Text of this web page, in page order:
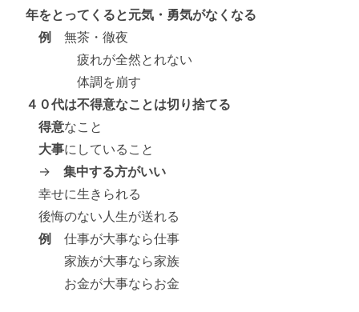
年をとってくると元気・勇気がなくなる
例 無茶・徹夜
疲れが全然とれない
体調を崩す
４０代は不得意なことは切り捨てる
得意なこと
大事にしていること
→ 集中する方がいい
幸せに生きられる
後悔のない人生が送れる
例 仕事が大事なら仕事
家族が大事なら家族
お金が大事ならお金